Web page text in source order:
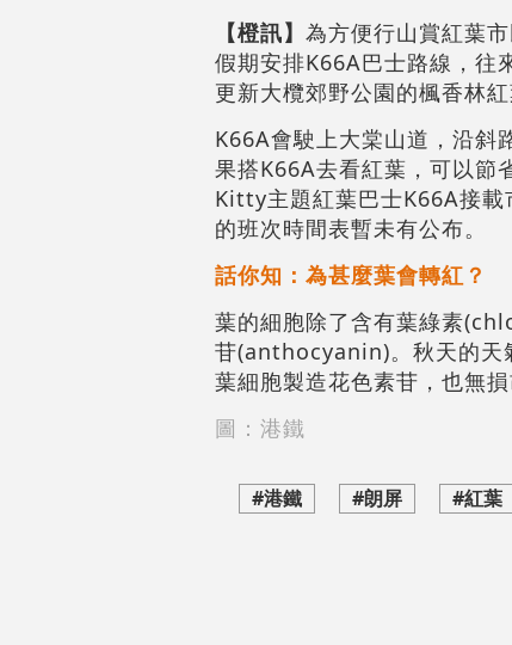
【橙訊】 為方便行山賞紅葉
假期安排K66A巴士路線，往
更新大欖郊野公園的楓香林
K66A會駛上大棠山道，沿斜
果搭K66A去看紅葉，可以
Kitty主題紅葉巴士K66A接載
的班次時間表暫未有公布。
話你知：為甚麼葉會轉紅？
葉的細胞除了含有葉綠素
苷(anthocyanin)。秋天的天
葉細胞製造花色素苷，也無
圖：港鐵
#港鐵 #朗屏 #紅葉